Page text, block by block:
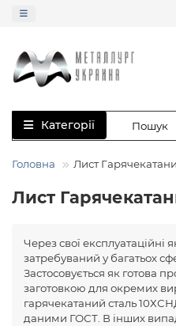
Категорії
Головна Лист
Лист
Через свої експлуатаційні
затребуваний у багатьох
Застосовується як готова
заготовкою для окремих
гарячекатаний сталь
даними ГОСТ. В інших